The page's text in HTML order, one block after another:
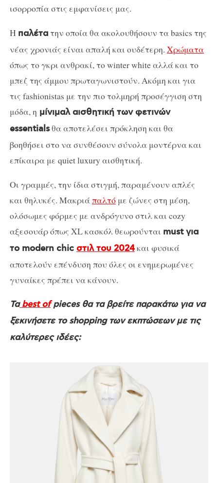
ισορροπία στις εμφανίσεις μας.
Η παλέτατην οποία θα ακολουθήσουν τα basics της
νέας χρονιάς είναι απαλή και ουδέτερη. Χρώματα
όπως το γκρι ανθρακί, το winter white αλλά και το
μπεζ της άμμου πρωταγωνιστούν. Ακόμη και για
τις fashionistas με την πιο τολμηρή προσέγγιση στη
μόδα, η μίνιμαλ αισθητική των φετινών
essentialsθα αποτελέσει πρόκληση και θα
βοηθήσει στο να συνθέσουν σύνολα μοντέρνα και
επίκαιρα με quiet luxury αισθητική.
Οι γραμμές, την ίδια στιγμή, παραμένουν απλές
και θηλυκές. Μακριάπαλτό με ζώνες στη μέση,
ολόσωμες φόρμες με ανδρόγυνο στιλ και cozy
αξεσουάρ όπως XL κασκόλ θεωρούνται must για
το modern chic στιλ του 2024και φυσικά
αποτελούν επένδυση που όλες οι ενημερωμένες
γυναίκες πρέπει να κάνουν.
Ταbest ofpieces θα τα βρείτε παρακάτω για να
ξεκινήσετε το shopping των εκπτώσεων με τις
καλύτερες ιδέες: